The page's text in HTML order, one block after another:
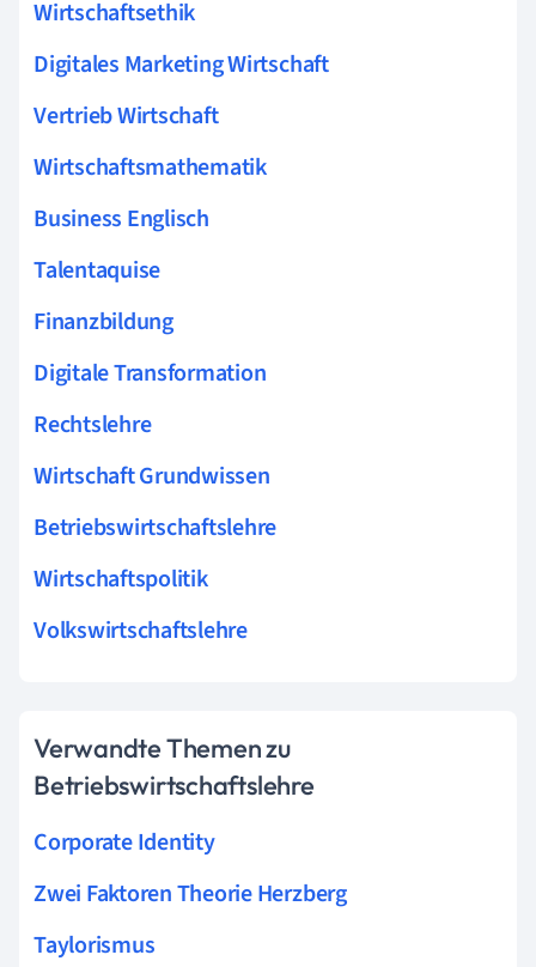
Wirtschaftsethik
Digitales Marketing Wirtschaft
Vertrieb Wirtschaft
Wirtschaftsmathematik
Business Englisch
Talentaquise
Finanzbildung
Digitale Transformation
Rechtslehre
Wirtschaft Grundwissen
Betriebswirtschaftslehre
Wirtschaftspolitik
Volkswirtschaftslehre
Verwandte Themen zu
Betriebswirtschaftslehre
Corporate Identity
Zwei Faktoren Theorie Herzberg
Taylorismus